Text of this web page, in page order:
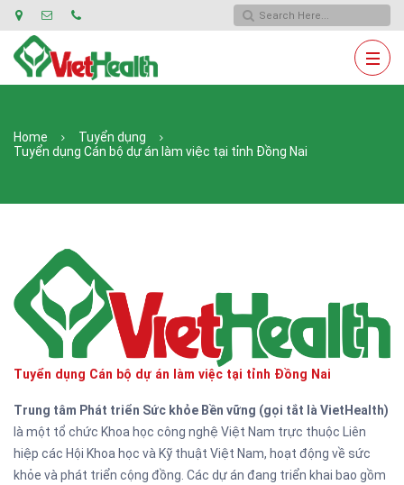
Home
Tuyển dụng
Tuyển dụng Cán bộ dự án làm việc tại tỉnh Đồng Nai
Tuyển dụng Cán bộ dự án làm việc tại tỉnh Đồng Nai
Trung tâm Phát triển Sức khỏe Bền vững (gọi tắt là VietHealth)
là một tổ chức Khoa học công nghệ Việt Nam trực thuộc Liên
hiệp các Hội Khoa học và Kỹ thuật Việt Nam, hoạt động về sức
khỏe và phát triển cộng đồng. Các dự án đang triển khai bao gồm